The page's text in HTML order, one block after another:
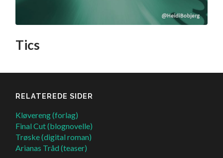
Tics
RELATEREDE SIDER
Kløvereng (forlag)
Final Cut (blognovelle)
Trøske (digital roman)
Arianas Tråd (teaser)